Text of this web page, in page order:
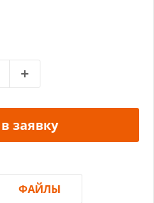
заявку
ФАЙЛЫ